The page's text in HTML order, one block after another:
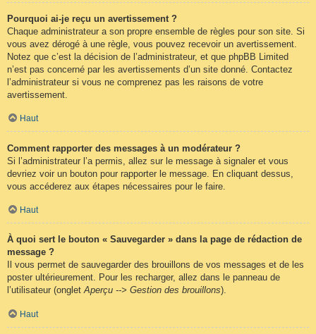
Pourquoi ai-je reçu un avertissement ?
Chaque administrateur a son propre ensemble de règles pour son site. Si
vous avez dérogé à une règle, vous pouvez recevoir un avertissement.
Notez que c’est la décision de l’administrateur, et que phpBB Limited
n’est pas concerné par les avertissements d’un site donné. Contactez
l’administrateur si vous ne comprenez pas les raisons de votre
avertissement.
Haut
Comment rapporter des messages à un modérateur ?
Si l’administrateur l’a permis, allez sur le message à signaler et vous
devriez voir un bouton pour rapporter le message. En cliquant dessus,
vous accéderez aux étapes nécessaires pour le faire.
Haut
À quoi sert le bouton « Sauvegarder » dans la page de rédaction de
message ?
Il vous permet de sauvegarder des brouillons de vos messages et de les
poster ultérieurement. Pour les recharger, allez dans le panneau de
l’utilisateur (ongletAperçu --> Gestion des brouillons).
Haut